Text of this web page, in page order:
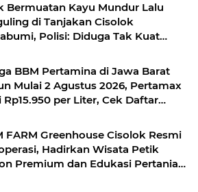
Bermuatan Kayu Mundur Lalu
di Tanjakan Cisolok
Polisi: Diduga Tak Kuat
BBM Pertamina di Jawa Barat
Mulai 2 Agustus 2026, Pertamax
Rp15.950 per Liter, Cek Daftar
FARM Greenhouse Cisolok Resmi
Hadirkan Wisata Petik
Premium dan Edukasi Pertanian